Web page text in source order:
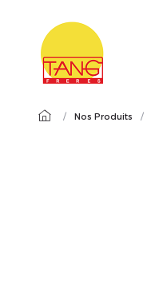
/ Nos Produits /